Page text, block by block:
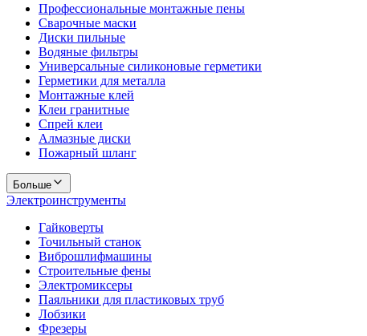
Профессиональные монтажные пены
Сварочные маски
Диски пильные
Водяные фильтры
Универсальные силиконовые герметики
Герметики для металла
Монтажные клей
Клеи гранитные
Спрей клеи
Алмазные диски
Пожарный шланг
Больше
Электроинструменты
Гайковерты
Точильный станок
Виброшлифмашины
Строительные фены
Электромиксеры
Паяльники для пластиковых труб
Лобзики
Фрезеры